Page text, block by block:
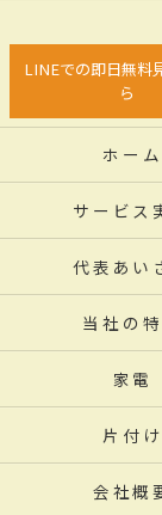
LINEでの即日無料
ら
ホーム
サービス
代表あい
当社の
家電
片付け
会社概